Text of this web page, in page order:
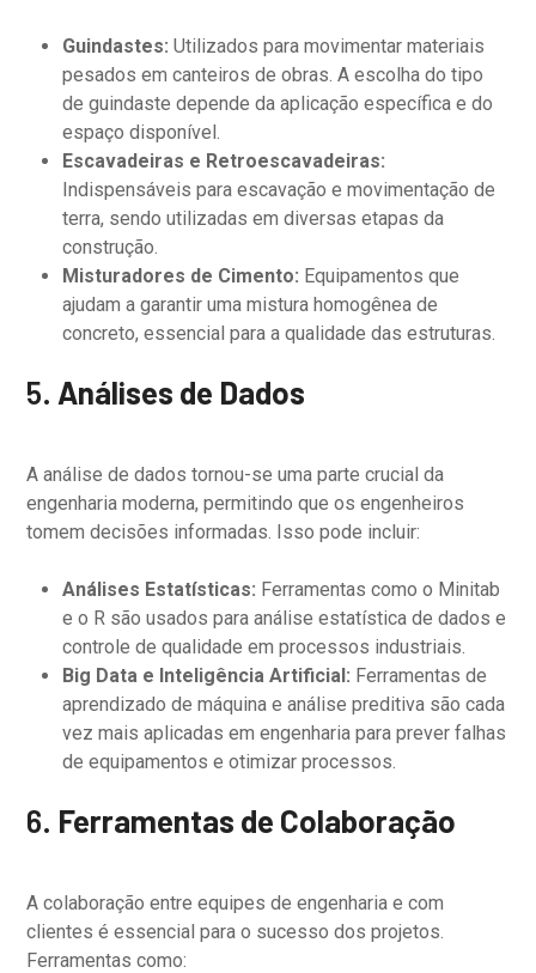
Guindastes:Utilizados para movimentar materiais
pesados em canteiros de obras. A escolha do tipo
de guindaste depende da aplicação específica e do
espaço disponível.
Escavadeiras e Retroescavadeiras:
Indispensáveis para escavação e movimentação de
terra, sendo utilizadas em diversas etapas da
construção.
Misturadores de Cimento: Equipamentos que
ajudam a garantir uma mistura homogênea de
concreto, essencial para a qualidade das estruturas.
5. Análises de Dados
A análise de dados tornou-se uma parte crucial da
engenharia moderna, permitindo que os engenheiros
tomem decisões informadas. Isso pode incluir:
Análises Estatísticas: Ferramentas como o Minitab
e o R são usados para análise estatística de dados e
controle de qualidade em processos industriais.
Big Data e Inteligência Artificial: Ferramentas de
aprendizado de máquina e análise preditiva são cada
vez mais aplicadas em engenharia para prever falhas
de equipamentos e otimizar processos.
6. Ferramentas de Colaboração
A colaboração entre equipes de engenharia e com
clientes é essencial para o sucesso dos projetos.
Ferramentas como: